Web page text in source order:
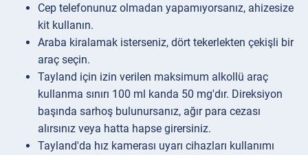
Cep telefonunuz olmadan yapamıyorsanız, ahizesize
kit kullanın.
Araba kiralamak isterseniz, dört tekerlekten çekişli bir
araç seçin.
Tayland için izin verilen maksimum alkollü araç
kullanma sınırı 100 ml kanda 50 mg'dır. Direksiyon
başında sarhoş bulunursanız, ağır para cezası
alırsınız veya hatta hapse girersiniz.
Tayland'da hız kamerası uyarı cihazları kullanımı